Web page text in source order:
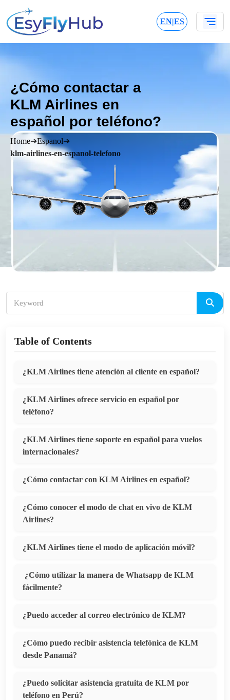
EN|ES
¿Cómo contactar a
KLM Airlines en
español por teléfono?
Home➔Espanol➔
klm-airlines-en-espanol-telefono
Table of Contents
¿KLM Airlines tiene atención al cliente en español?
¿KLM Airlines ofrece servicio en español por
teléfono?
¿KLM Airlines tiene soporte en español para vuelos
internacionales?
¿Cómo contactar con KLM Airlines en español?
¿Cómo conocer el modo de chat en vivo de KLM
Airlines?
¿KLM Airlines tiene el modo de aplicación móvil?
¿Cómo utilizar la manera de Whatsapp de KLM
fácilmente?
¿Puedo acceder al correo electrónico de KLM?
¿Cómo puedo recibir asistencia telefónica de KLM
desde Panamá?
¿Puedo solicitar asistencia gratuita de KLM por
teléfono en Perú?